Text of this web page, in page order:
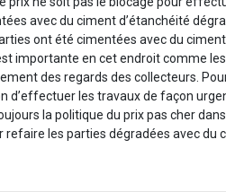
avec du ciment d’étanchéité
ont été cimentées avec du ciment
importante en cet endroit comme
des regards des collecteurs.
d’effectuer les travaux de façon
la politique du prix pas cher
refaire les parties dégradées avec du